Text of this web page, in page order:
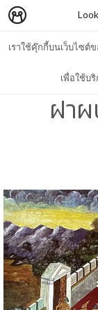
เราใช้คุ๊กกี้บนเว็บไซต์
เพื่อใช้บ
#317
ฝาผ